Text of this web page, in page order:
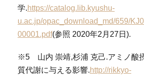
学.https://catalog.lib.kyushu-
u.ac.jp/opac_download_md/659/
00001.pdf(参照 2020年2月27日).
※5 山内 崇靖,杉浦 克己.アミノ酸
質代謝に与える影響.http://rikkyo-